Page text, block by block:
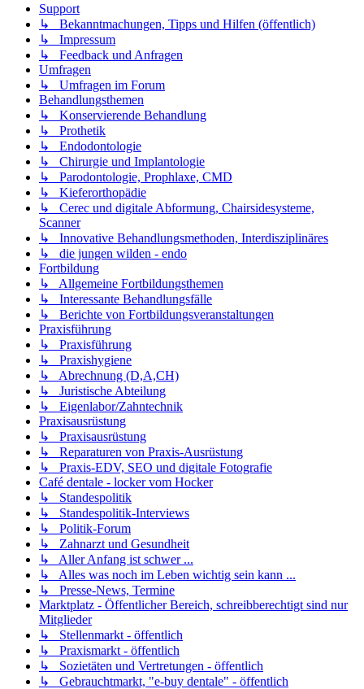
Support
↳ Bekanntmachungen, Tipps und Hilfen (öffentlich)
↳ Impressum
↳ Feedback und Anfragen
Umfragen
↳ Umfragen im Forum
Behandlungsthemen
↳ Konservierende Behandlung
↳ Prothetik
↳ Endodontologie
↳ Chirurgie und Implantologie
↳ Parodontologie, Prophlaxe, CMD
↳ Kieferorthopädie
↳ Cerec und digitale Abformung, Chairsidesysteme,
Scanner
↳ Innovative Behandlungsmethoden, Interdisziplinäres
↳ die jungen wilden - endo
Fortbildung
↳ Allgemeine Fortbildungsthemen
↳ Interessante Behandlungsfälle
↳ Berichte von Fortbildungsveranstaltungen
Praxisführung
↳ Praxisführung
↳ Praxishygiene
↳ Abrechnung (D,A,CH)
↳ Juristische Abteilung
↳ Eigenlabor/Zahntechnik
Praxisausrüstung
↳ Praxisausrüstung
↳ Reparaturen von Praxis-Ausrüstung
↳ Praxis-EDV, SEO und digitale Fotografie
Café dentale - locker vom Hocker
↳ Standespolitik
↳ Standespolitik-Interviews
↳ Politik-Forum
↳ Zahnarzt und Gesundheit
↳ Aller Anfang ist schwer ...
↳ Alles was noch im Leben wichtig sein kann ...
↳ Presse-News, Termine
Marktplatz - Öffentlicher Bereich, schreibberechtigt sind nur
Mitglieder
↳ Stellenmarkt - öffentlich
↳ Praxismarkt - öffentlich
↳ Sozietäten und Vertretungen - öffentlich
↳ Gebrauchtmarkt, "e-buy dentale" - öffentlich